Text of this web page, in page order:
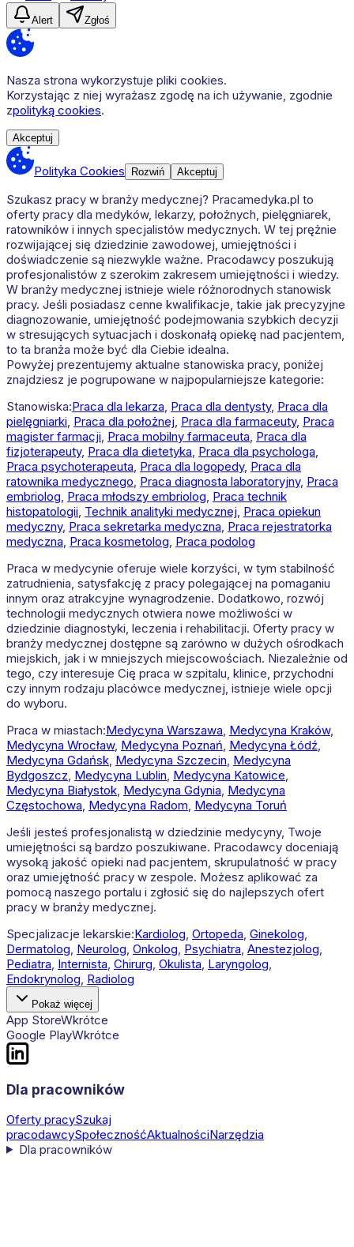
Alert Zgłoś
Nasza strona wykorzystuje pliki cookies.
Korzystając z niej wyrażasz zgodę na ich używanie, zgodnie
zpolityką cookies.
Akceptuj
Polityka Cookies Rozwiń Akceptuj
Szukasz pracy w branży medycznej? Pracamedyka.pl to
oferty pracy dla medyków, lekarzy, położnych, pielęgniarek,
ratowników i innych specjalistów medycznych. W tej prężnie
rozwijającej się dziedzinie zawodowej, umiejętności i
doświadczenie są niezwykle ważne. Pracodawcy poszukują
profesjonalistów z szerokim zakresem umiejętności i wiedzy.
W branży medycznej istnieje wiele różnorodnych stanowisk
pracy. Jeśli posiadasz cenne kwalifikacje, takie jak precyzyjne
diagnozowanie, umiejętność podejmowania szybkich decyzji
w stresujących sytuacjach i doskonałą opiekę nad pacjentem,
to ta branża może być dla Ciebie idealna.
Powyżej prezentujemy aktualne stanowiska pracy, poniżej
znajdziesz je pogrupowane w najpopularniejsze kategorie:
Stanowiska:Praca dla lekarza Praca dla dentysty, Praca dla
pielęgniarki Praca dla położnej Praca dla farmaceuty, Praca
magister farmacji Praca mobilny farmaceuta Praca dla
fizjoterapeuty, Praca dla dietetyka Praca dla psychologa
Praca psychoterapeuta Praca dla logopedy, Praca dla
ratownika medycznego Praca diagnosta laboratoryjny, Praca
embriolog Praca młodszy embriolog Praca technik
histopatologii Technik analityki medycznej Praca opiekun
medyczny, Praca sekretarka medyczna Praca rejestratorka
medyczna Praca kosmetolog Praca podolog
Praca w medycynie oferuje wiele korzyści, w tym stabilność
zatrudnienia, satysfakcję z pracy polegającej na pomaganiu
innym oraz atrakcyjne wynagrodzenie. Dodatkowo, rozwój
technologii medycznych otwiera nowe możliwości w
dziedzinie diagnostyki, leczenia i rehabilitacji. Oferty pracy w
branży medycznej dostępne są zarówno w dużych ośrodkach
miejskich, jak i w mniejszych miejscowościach. Niezależnie od
tego, czy interesuje Cię praca w szpitalu, klinice, przychodni
czy innym rodzaju placówce medycznej, istnieje wiele opcji
do wyboru.
Praca w miastach:Medycyna Warszawa Medycyna Kraków,
Medycyna Wrocław, Medycyna Poznań Medycyna Łódź
Medycyna Gdańsk Medycyna Szczecin Medycyna
Bydgoszcz Medycyna Lublin Medycyna Katowice
Medycyna Białystok Medycyna Gdynia Medycyna
Częstochowa Medycyna Radom Medycyna Toruń
Jeśli jesteś profesjonalistą w dziedzinie medycyny, Twoje
umiejętności są bardzo poszukiwane. Pracodawcy doceniają
wysoką jakość opieki nad pacjentem, skrupulatność w pracy
oraz umiejętność pracy w zespole. Możesz aplikować za
pomocą naszego portalu i zgłosić się do najlepszych ofert
pracy w branży medycznej.
Specjalizacje lekarskie:Kardiolog Ortopeda Ginekolog
Dermatolog Neurolog Onkolog Psychiatra Anestezjolog
Pediatra Internista Chirurg Okulista Laryngolog
Endokrynolog Radiolog
Pokaż więcej
App StoreWkrótce
Google PlayWkrótce
Dla pracowników
Oferty pracySzukaj
pracodawcySpołecznośćAktualnościNarzędzia
Dla pracowników